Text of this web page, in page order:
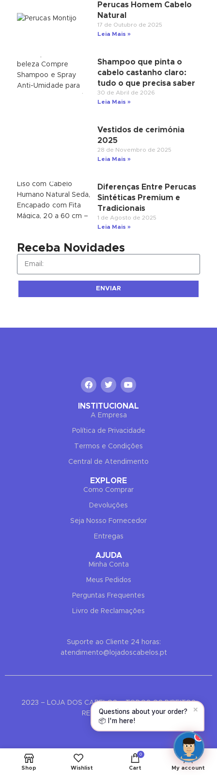
Perucas Homem Cabelo
Natural
17 de Outubro de 2025
Leia Mais »
Shampoo que pinta o
cabelo castanho claro:
tudo o que precisa saber
30 de Abril de 2026
Leia Mais »
Vestidos de cerimónia
2025
28 de Novembro de 2025
Leia Mais »
Diferenças Entre Perucas
Sintéticas Premium e
Tradicionais
1 de Agosto de 2025
Leia Mais »
Receba Novidades
ENVIAR
INSTITUCIONAL
A Empresa
Política de Privacidade
Termos e Condições
Central de Atendimento
EXPLORE
Como Comprar
Devoluções
Seja Nosso Fornecedor
Entregas
AJUDA
Minha Conta
Meus Pedidos
Perguntas Frequentes
Livro de Reclamações
Suporte ao Cliente 24 horas:
atendimento@lojadoscabelos.pt
2023 – LOJA DOS CABELOS – TODOS OS DIREITOS
RESERVADOS ®
Find the perfect product for
your hair 💇
✕
1
END CONVERSATION
Miguel Costa
Online now
name and email 😊
CONTINUE →
Shop Wishlist
0
Cart My account